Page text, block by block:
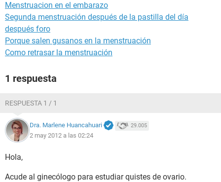
Menstruacion en el embarazo
Segunda menstruación después de la pastilla del día
después foro
Porque salen gusanos en la menstruación
Como retrasar la menstruación
1 respuesta
RESPUESTA 1 / 1
Dra. Marlene Huancahuari 29.005
2 may 2012 a las 02:24
Hola,
Acude al ginecólogo para estudiar quistes de ovario.